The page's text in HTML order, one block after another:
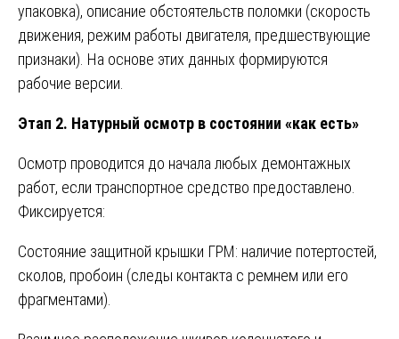
упаковка), описание обстоятельств поломки (скорость
движения, режим работы двигателя, предшествующие
признаки). На основе этих данных формируются
рабочие версии.
Этап 2. Натурный осмотр в состоянии «как есть»
Осмотр проводится до начала любых демонтажных
работ, если транспортное средство предоставлено.
Фиксируется:
Состояние защитной крышки ГРМ: наличие потертостей,
сколов, пробоин (следы контакта с ремнем или его
фрагментами).